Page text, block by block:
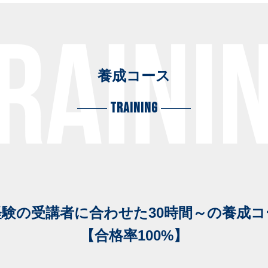
養成コース
TRAINING
の受講者に合わせた30時間～の養成
【合格率100%】